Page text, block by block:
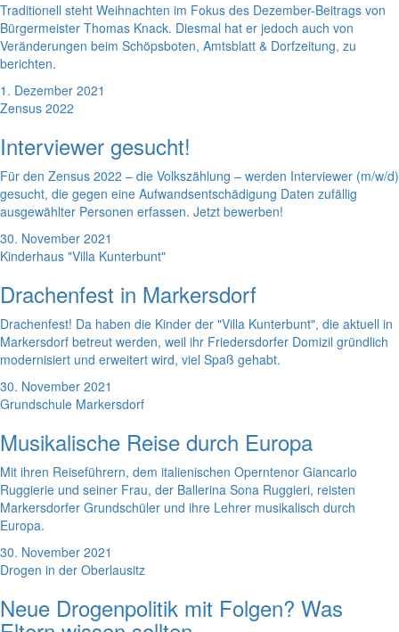
Traditionell steht Weihnachten im Fokus des Dezember-Beitrags von
Bürgermeister Thomas Knack. Diesmal hat er jedoch auch von
Veränderungen beim Schöpsboten, Amtsblatt & Dorfzeitung, zu
berichten.
1. Dezember 2021
Zensus 2022
Interviewer gesucht!
Für den Zensus 2022 – die Volkszählung – werden Interviewer (m/w/d)
gesucht, die gegen eine Aufwandsentschädigung Daten zufällig
ausgewählter Personen erfassen. Jetzt bewerben!
30. November 2021
Kinderhaus "Villa Kunterbunt"
Drachenfest in Markersdorf
Drachenfest! Da haben die Kinder der "Villa Kunterbunt", die aktuell in
Markersdorf betreut werden, weil ihr Friedersdorfer Domizil gründlich
modernisiert und erweitert wird, viel Spaß gehabt.
30. November 2021
Grundschule Markersdorf
Musikalische Reise durch Europa
Mit ihren Reiseführern, dem italienischen Operntenor Giancarlo
Ruggierie und seiner Frau, der Ballerina Sona Ruggieri, reisten
Markersdorfer Grundschüler und ihre Lehrer musikalisch durch
Europa.
30. November 2021
Drogen in der Oberlausitz
Neue Drogenpolitik mit Folgen? Was